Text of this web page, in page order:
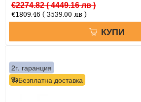
€2274.82( 4449.16 лв )
€1809.46 ( 3539.00 лв )
КУПИ
Безплатна доставка
2г. гаранция